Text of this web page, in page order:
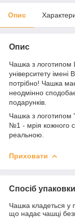
Опис
Опис
Чашка з логотипом
університету
потрібно! Чашка
неодмінно
подарунків.
Чашка з
№1 - мрія кожного
реальною.
Приховати
Спосіб упаковки
Чашка кладеться у
що надає чашці